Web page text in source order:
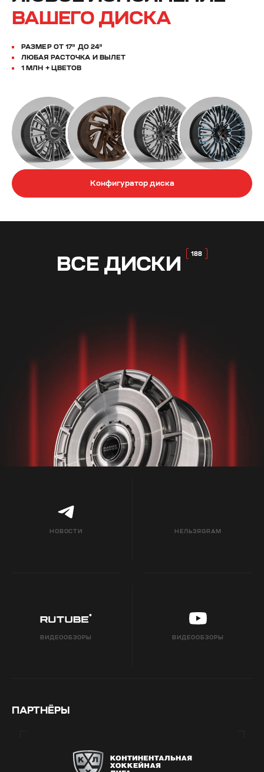
ВАШЕГО ДИСКА
РАЗМЕР ОТ 17” ДО 24”
ЛЮБАЯ РАСТОЧКА И ВЫЛЕТ
1 МЛН + ЦВЕТОВ
Конфигуратор диска
ВСЕ ДИСКИ
НОВОСТИ НЕЛЬЗЯGRAM
ВИДЕООБЗОРЫ ВИДЕООБЗОРЫ
ПАРТНЁРЫ